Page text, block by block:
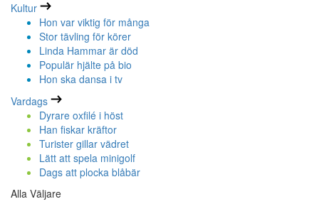
Kultur
Hon var viktig för många
Stor tävling för körer
Linda Hammar är död
Populär hjälte på bio
Hon ska dansa i tv
Vardags
Dyrare oxfilé i höst
Han fiskar kräftor
Turister gillar vädret
Lätt att spela minigolf
Dags att plocka blåbär
Alla Väljare